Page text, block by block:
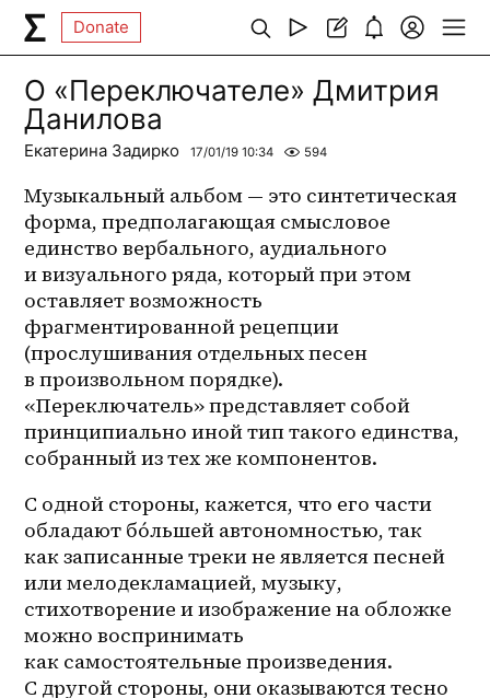
Donate
О «Переключателе» Дмитрия
Данилова
Екатерина Задирко 17/01/19 10:34 594
Музыкальный альбом — это синтетическая
форма, предполагающая смысловое
единство вербального, аудиального
и визуального ряда, который при этом
оставляет возможность
фрагментированной рецепции
(прослушивания отдельных песен
в произвольном порядке).
«Переключатель» представляет собой
принципиально иной тип такого единства,
собранный из тех же компонентов.
С одной стороны, кажется, что его части
обладают бóльшей автономностью, так
как записанные треки не является песней
или мелодекламацией, музыку,
стихотворение и изображение на обложке
можно воспринимать
как самостоятельные произведения.
С другой стороны, они оказываются тесно